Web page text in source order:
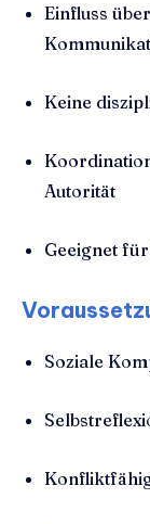
Einfluss
Keine
Autorität
Geeignet
Soziale